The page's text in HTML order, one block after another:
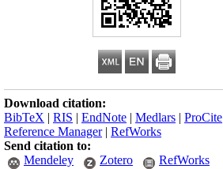
Download citation:
BibTeX | RIS | EndNote | Medlars | ProCite
Reference Manager| RefWorks
Send citation to:
Mendeley
Zotero RefWorks